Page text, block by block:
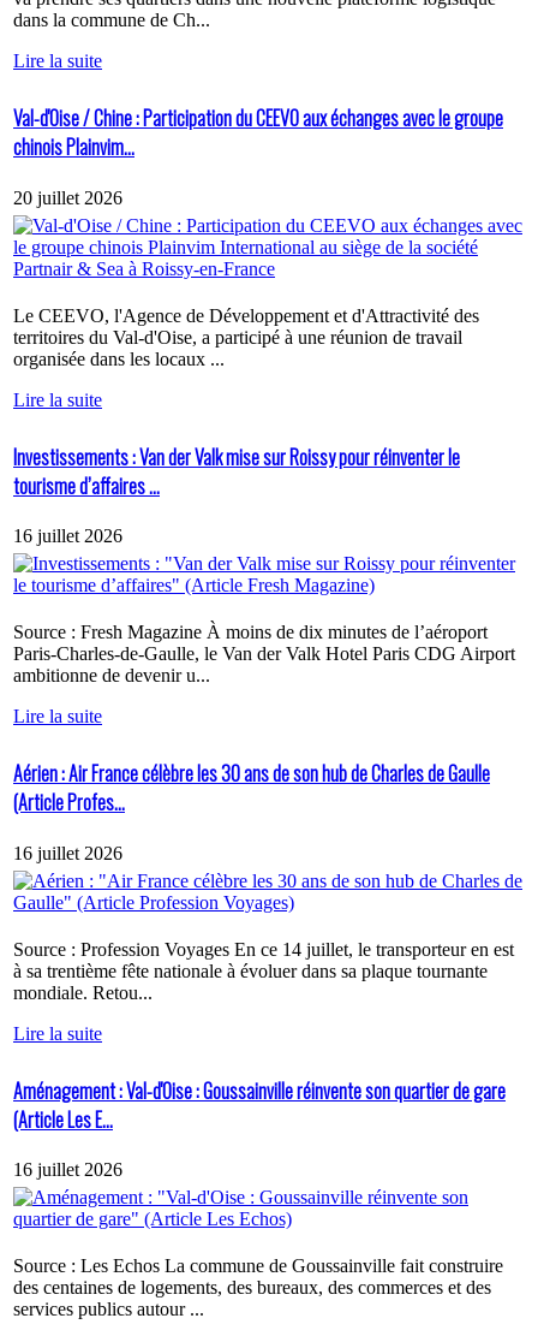
dans la commune de Ch...
Lire la suite
Val-d'Oise / Chine : Participation du CEEVO aux échanges avec le groupe
chinois Plainvim...
20 juillet 2026
Le CEEVO, l'Agence de Développement et d'Attractivité des
territoires du Val-d'Oise, a participé à une réunion de travail
organisée dans les locaux ...
Lire la suite
Investissements : Van der Valk mise sur Roissy pour réinventer le
tourisme d’affaires ...
16 juillet 2026
Source : Fresh Magazine À moins de dix minutes de l’aéroport
Paris-Charles-de-Gaulle, le Van der Valk Hotel Paris CDG Airport
ambitionne de devenir u...
Lire la suite
Aérien : Air France célèbre les 30 ans de son hub de Charles de Gaulle
(Article Profes...
16 juillet 2026
Source : Profession Voyages En ce 14 juillet, le transporteur en est
à sa trentième fête nationale à évoluer dans sa plaque tournante
mondiale. Retou...
Lire la suite
Aménagement : Val-d'Oise : Goussainville réinvente son quartier de gare
(Article Les E...
16 juillet 2026
Source : Les Echos La commune de Goussainville fait construire
des centaines de logements, des bureaux, des commerces et des
services publics autour ...